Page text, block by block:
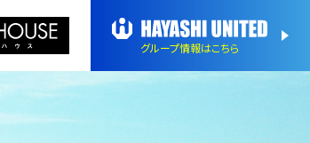
グループ情報はこちら